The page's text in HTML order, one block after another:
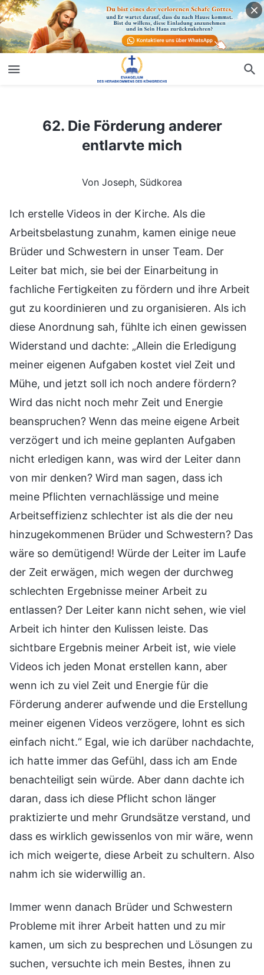
62. Die Förderung anderer entlarvte mich
62. Die Förderung anderer
entlarvte mich
Von Joseph, Südkorea
Ich erstelle Videos in der Kirche. Als die
Arbeitsbelastung zunahm, kamen einige neue
Brüder und Schwestern in unser Team. Der
Leiter bat mich, sie bei der Einarbeitung in
fachliche Fertigkeiten zu fördern und ihre Arbeit
gut zu koordinieren und zu organisieren. Als ich
diese Anordnung sah, fühlte ich einen gewissen
Widerstand und dachte: „Allein die Erledigung
meiner eigenen Aufgaben kostet viel Zeit und
Mühe, und jetzt soll ich noch andere fördern?
Wird das nicht noch mehr Zeit und Energie
beanspruchen? Wenn das meine eigene Arbeit
verzögert und ich meine geplanten Aufgaben
nicht erledigen kann, was wird der Leiter dann
von mir denken? Wird man sagen, dass ich
meine Pflichten vernachlässige und meine
Arbeitseffizienz schlechter ist als die der neu
hinzugekommenen Brüder und Schwestern? Das
wäre so demütigend! Würde der Leiter im Laufe
der Zeit erwägen, mich wegen der durchweg
schlechten Ergebnisse meiner Arbeit zu
entlassen? Der Leiter kann nicht sehen, wie viel
Arbeit ich hinter den Kulissen leiste. Das
sichtbare Ergebnis meiner Arbeit ist, wie viele
Videos ich jeden Monat erstellen kann, aber
wenn ich zu viel Zeit und Energie für die
Förderung anderer aufwende und die Erstellung
meiner eigenen Videos verzögere, lohnt es sich
einfach nicht.“ Egal, wie ich darüber nachdachte,
ich hatte immer das Gefühl, dass ich am Ende
benachteiligt sein würde. Aber dann dachte ich
daran, dass ich diese Pflicht schon länger
praktizierte und mehr Grundsätze verstand, und
dass es wirklich gewissenlos von mir wäre, wenn
ich mich weigerte, diese Arbeit zu schultern. Also
nahm ich sie widerwillig an.
Immer wenn danach Brüder und Schwestern
Probleme mit ihrer Arbeit hatten und zu mir
kamen, um sich zu besprechen und Lösungen zu
suchen, versuchte ich mein Bestes, ihnen zu